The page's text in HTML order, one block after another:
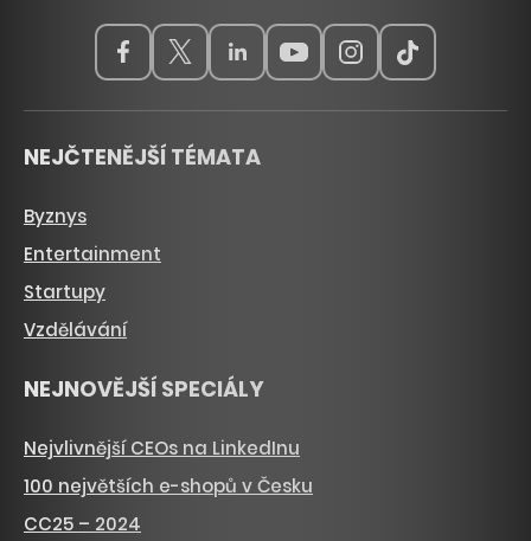
NEJČTENĚJŠÍ TÉMATA
Byznys
Entertainment
Startupy
Vzdělávání
NEJNOVĚJŠÍ SPECIÁLY
Nejvlivnější CEOs na LinkedInu
100 největších e-shopů v Česku
CC25 – 2024